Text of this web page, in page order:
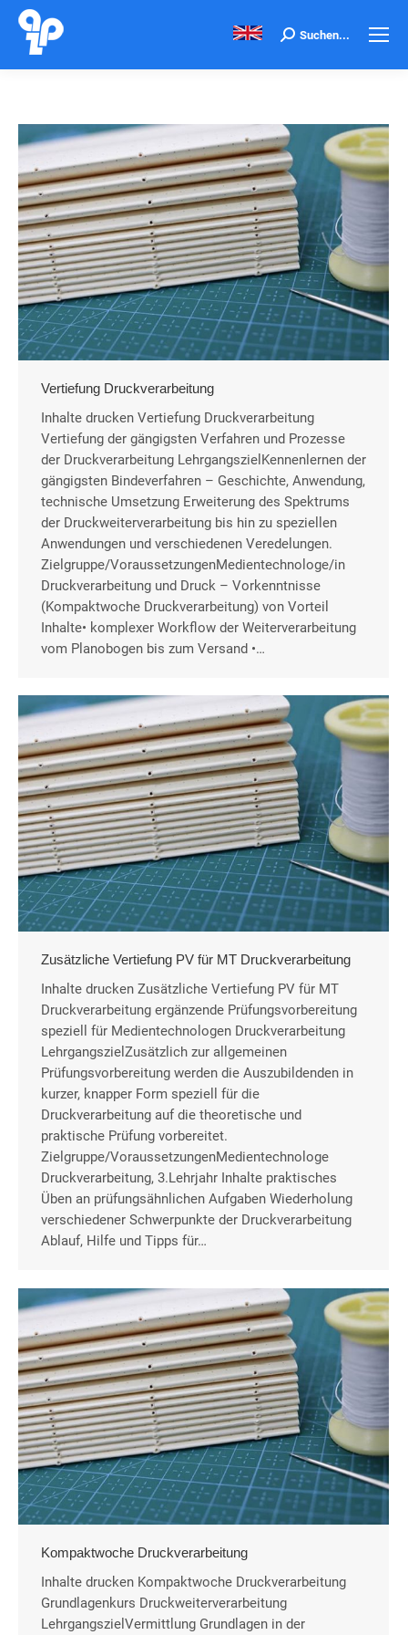
Search:
Suchen...
Vertiefung Druckverarbeitung
Inhalte drucken Vertiefung Druckverarbeitung
Vertiefung der gängigsten Verfahren und Prozesse
der Druckverarbeitung LehrgangszielKennenlernen der
gängigsten Bindeverfahren – Geschichte, Anwendung,
technische Umsetzung Erweiterung des Spektrums
der Druckweiterverarbeitung bis hin zu speziellen
Anwendungen und verschiedenen Veredelungen.
Zielgruppe/VoraussetzungenMedientechnologe/in
Druckverarbeitung und Druck – Vorkenntnisse
(Kompaktwoche Druckverarbeitung) von Vorteil
Inhalte• komplexer Workflow der Weiterverarbeitung
vom Planobogen bis zum Versand •…
Zusätzliche Vertiefung PV für MT Druckverarbeitung
Inhalte drucken Zusätzliche Vertiefung PV für MT
Druckverarbeitung ergänzende Prüfungsvorbereitung
speziell für Medientechnologen Druckverarbeitung
LehrgangszielZusätzlich zur allgemeinen
Prüfungsvorbereitung werden die Auszubildenden in
kurzer, knapper Form speziell für die
Druckverarbeitung auf die theoretische und
praktische Prüfung vorbereitet.
Zielgruppe/VoraussetzungenMedientechnologe
Druckverarbeitung, 3.Lehrjahr Inhalte praktisches
Üben an prüfungsähnlichen Aufgaben Wiederholung
verschiedener Schwerpunkte der Druckverarbeitung
Ablauf, Hilfe und Tipps für…
Kompaktwoche Druckverarbeitung
Inhalte drucken Kompaktwoche Druckverarbeitung
Grundlagenkurs Druckweiterverarbeitung
LehrgangszielVermittlung Grundlagen in der